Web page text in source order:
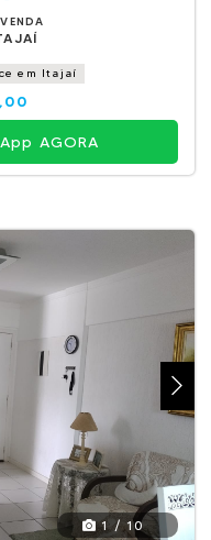
em Itajaí
AGORA
1 / 10